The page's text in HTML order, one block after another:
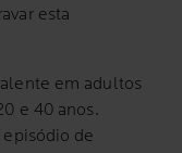
esta
em adultos
e 40 anos.
de